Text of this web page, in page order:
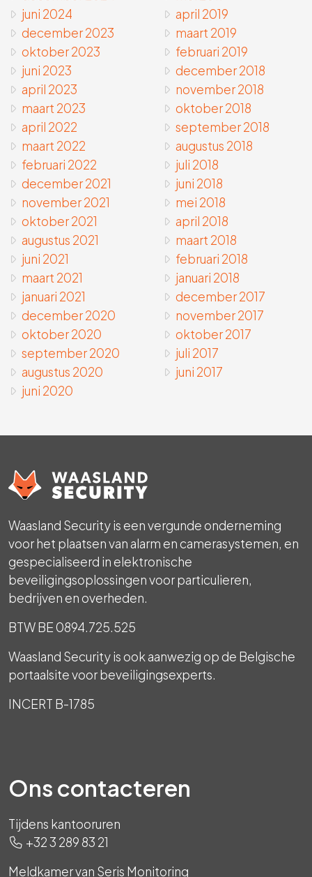
juni 2024
december 2023
oktober 2023
juni 2023
april 2023
maart 2023
april 2022
maart 2022
februari 2022
december 2021
november 2021
oktober 2021
augustus 2021
juni 2021
maart 2021
januari 2021
december 2020
oktober 2020
september 2020
augustus 2020
juni 2020
april 2019
maart 2019
februari 2019
december 2018
november 2018
oktober 2018
september 2018
augustus 2018
juli 2018
juni 2018
mei 2018
april 2018
maart 2018
februari 2018
januari 2018
december 2017
november 2017
oktober 2017
juli 2017
juni 2017
Waasland Security is een vergunde onderneming
voor het plaatsen van alarm en camerasystemen, en
gespecialiseerd in elektronische
beveiligingsoplossingen voor particulieren,
bedrijven en overheden.
BTW BE 0894.725.525
Waasland Security is ook aanwezig op de Belgische
portaalsite voor beveiligingsexperts.
INCERT B-1785
Ons contacteren
Tijdens kantooruren
+32 3 289 83 21
Meldkamer van Seris Monitoring